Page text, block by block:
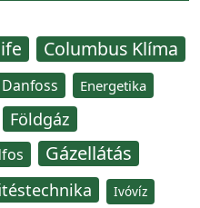
Columbus Klíma
Danfoss Energetika
Földgáz
Gázellátás
Ivóvíz